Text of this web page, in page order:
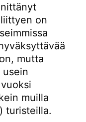
on
mutta
muilla
turisteilla.